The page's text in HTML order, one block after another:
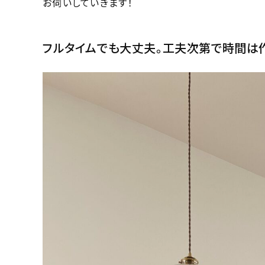
お伺いしていきます！
フルタイムでも大丈夫。工夫次第で時間は